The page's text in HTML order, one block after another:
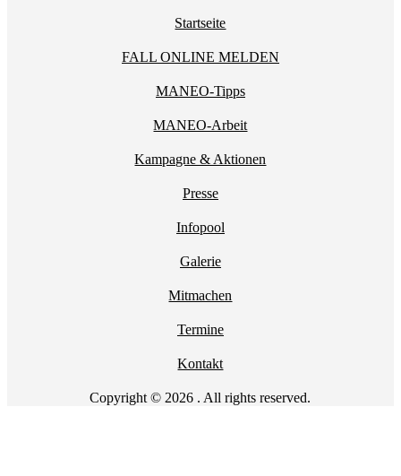
Startseite
FALL ONLINE MELDEN
MANEO-Tipps
MANEO-Arbeit
Kampagne & Aktionen
Presse
Infopool
Galerie
Mitmachen
Termine
Kontakt
Copyright © 2026 . All rights reserved.